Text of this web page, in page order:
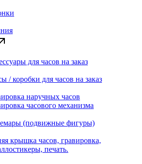
для часов на заказ
/ коробки для часов на заказ
наручных часов
часового механизма
(подвижные фигуры)
крышка часов, гравировка,
печать.